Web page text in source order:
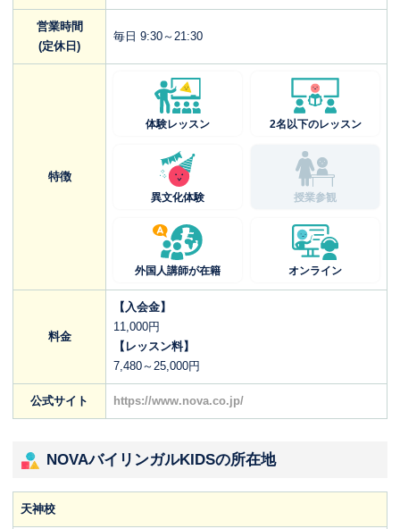
営業時間
(定休日)
毎日 9:30～21:30
特徴
体験レッスン 2名以下のレッスン
異文化体験 授業参観
外国人講師が在籍 オンライン
料金
【入会金】
11,000円
【レッスン料】
7,480～25,000円
公式サイト https://www.nova.co.jp/
NOVAバイリンガルKIDSの所在地
天神校